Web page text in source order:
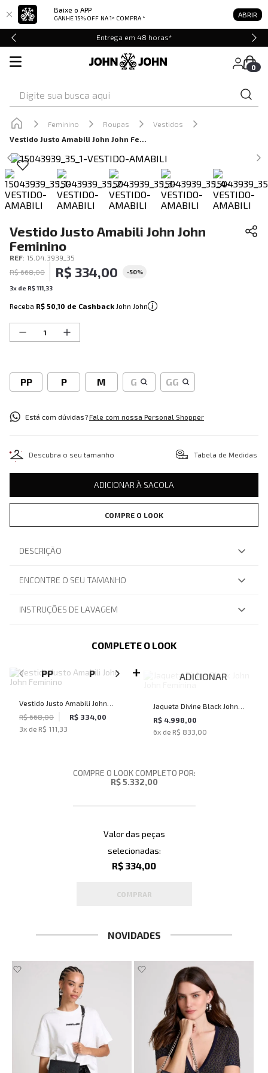
Baixe o APP
GANHE 15% OFF NA 1ª COMPRA * ABRIR
Entrega em 48 horas*
0
Feminino Roupas
Vestidos
Vestido Justo Amabili John John Feminino
Vestido Justo Amabili John John
Feminino
REF: 15.04.3939_35
R$ 668,00 R$ 334,00 -50%
3x de R$111 33
Receba R$ 50,10 de Cashback John John
PP P M G GG
Está com dúvidas?Fale com nossa Personal Shopper
Descubra o seu tamanho Tabela de Medidas
ADICIONAR À SACOLA
COMPRE O LOOK
DESCRIÇÃO
ENCONTRE O SEU TAMANHO
INSTRUÇÕES DE LAVAGEM
COMPLETE O LOOK
PP P M
Vestido Justo Amabili John
John Feminino
R$ 668,00
R$ 334,00
3x de R$ 111,33
ADICIONAR
Jaqueta Divine Black John
John Feminina
R$ 4.998,00
6x de R$ 833,00
COMPRE O LOOK COMPLETO POR:
R$ 5.332,00
Valor das peças
selecionadas:
R$ 334,00
COMPRAR
NOVIDADES